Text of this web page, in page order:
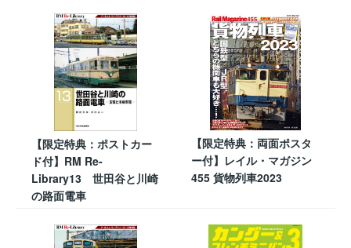
【限定特典：ポストカー
ド付】RM Re-
Library13 世田谷と川崎
の路面電車
【限定特典：両面ポスタ
ー付】レイル・マガジン
455 貨物列車2023